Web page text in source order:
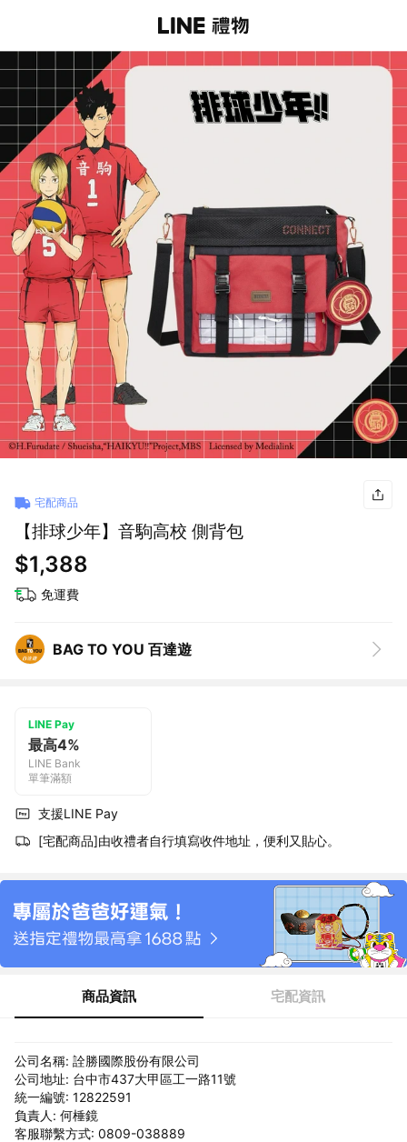
宅配商品
【排球少年】音駒高校 側背包
$1,388
免運費
BAG TO YOU 百達遊
LINE Pay
最高4%
LINE Bank
單筆滿額
支援LINE Pay
[宅配商品]由收禮者自行填寫收件地址，便利又貼心。
商品資訊 宅配資訊
公司名稱: 詮勝國際股份有限公司
公司地址: 台中市437大甲區工一路11號
統一編號: 12822591
負責人: 何棰鏡
客服聯繫方式: 0809-038889